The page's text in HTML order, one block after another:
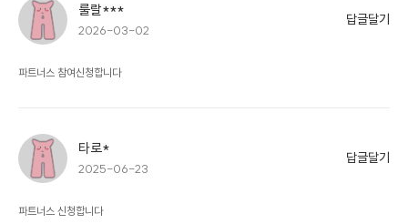
룰랄***
2026-03-02
답글달기
파트너스 참여신청합니다
타로*
2025-06-23
답글달기
파트너스 신청합니다